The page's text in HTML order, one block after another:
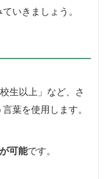
いきましょう。
生以上」など、さ
葉を使用します。
可能です。